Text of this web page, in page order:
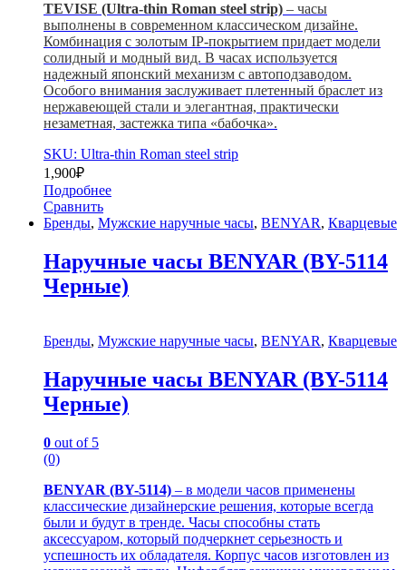
TEVISE (Ultra-thin Roman steel strip) – часы
выполнены в современном классическом дизайне.
Комбинация с золотым IP-покрытием придает модели
солидный и модный вид. В часах используется
надежный японский механизм с автоподзаводом.
Особого внимания заслуживает плетенный браслет из
нержавеющей стали и элегантная, практически
незаметная, застежка типа «бабочка».
SKU: Ultra-thin Roman steel strip
1,900₽
Подробнее
Сравнить
Бренды, Мужские наручные часы, BENYAR, Кварцевые
Наручные часы BENYAR (BY-5114
Черные)
Бренды, Мужские наручные часы, BENYAR, Кварцевые
Наручные часы BENYAR (BY-5114
Черные)
0 out of 5
(0)
BENYAR (BY-5114) – в модели часов применены
классические дизайнерские решения, которые всегда
были и будут в тренде. Часы способны стать
аксессуаром, который подчеркнет серьезность и
успешность их обладателя. Корпус часов изготовлен из